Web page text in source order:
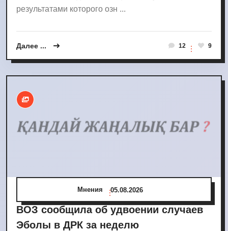
результатами которого озн ...
Далее ... 12 9
Мнения 05.08.2026
ВОЗ сообщила об удвоении случаев
Эболы в ДРК за неделю